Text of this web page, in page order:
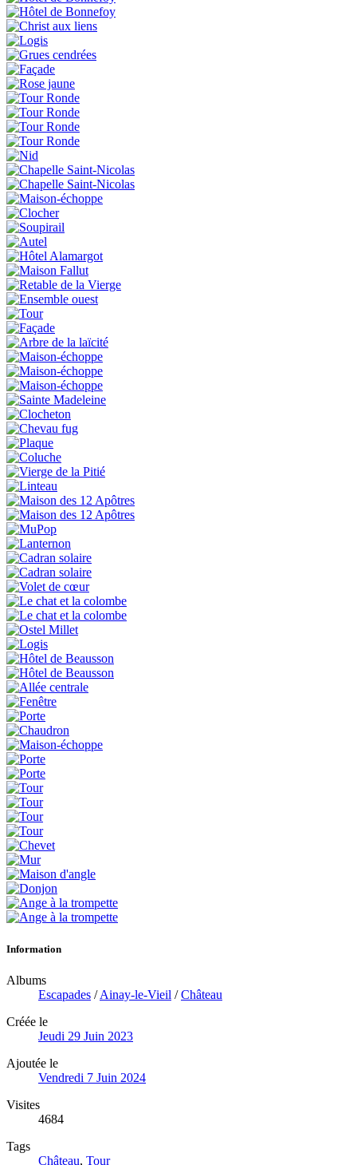
Information
Albums
Escapades /Ainay-le-Vieil /Château
Créée le
Jeudi 29 Juin 2023
Ajoutée le
Vendredi 7 Juin 2024
Visites
4684
Tags
Château, Tour